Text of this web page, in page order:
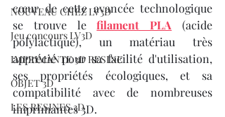
NOUVEAU CHEZ LV3D
Jeu concours LV3D
IMPRIMANTE 3D RESINE
OBJET 3D
LES RESINES 3D
cœur de cette avancée technologique
se trouve le filament PLA (acide
polylactique), un matériau très
apprécié pour sa facilité d'utilisation,
ses propriétés écologiques, et sa
compatibilité avec de nombreuses
imprimantes 3D.